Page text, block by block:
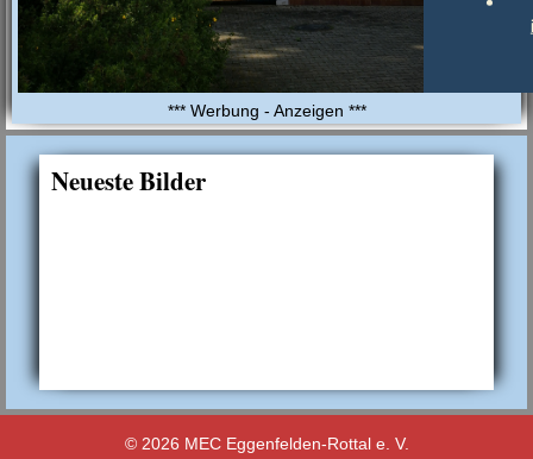
*** Werbung - Anzeigen ***
Neueste Bilder
© 2026 MEC Eggenfelden-Rottal e. V.